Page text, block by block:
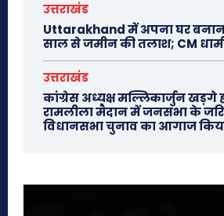
उत्तराखंड
Uttarakhand में अपना घर
साल से जमीन की तलाश; CM
उत्तराखंड
कांग्रेस अध्यक्ष मल्लिकार्जुन खड़गे
रामलीला मैदान में जनसभा के
विधानसभा चुनाव का आगाज